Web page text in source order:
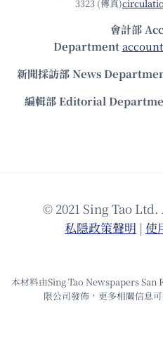
3323 (傳真)
會計部
Department
新聞採訪部 News
編輯部 Editorial
© 2021 Sing Tao
私隱政策聲明 | 使
本材料由Sing Tao Newspapers
限公司發佈，更多相關信息